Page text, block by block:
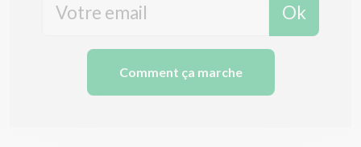
Ok
Comment ça marche